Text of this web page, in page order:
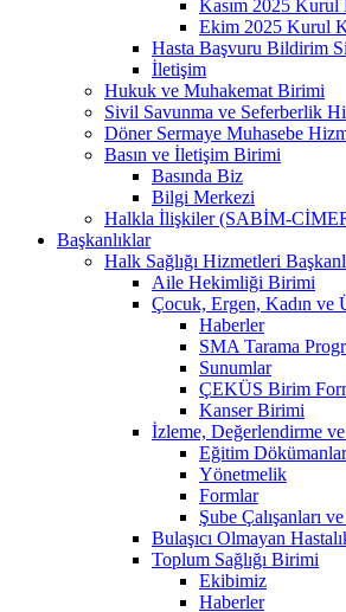
Kasım 2025 Kurul
Ekim 2025 Kurul
Hasta Başvuru Bildirim
İletişim
Hukuk ve Muhakemat Birimi
Sivil Savunma ve Seferberlik
Döner Sermaye Muhasebe
Basın ve İletişim Birimi
Basında Biz
Bilgi Merkezi
Halkla İlişkiler (SABİM-
Başkanlıklar
Halk Sağlığı Hizmetleri
Aile Hekimliği Birimi
Çocuk, Ergen, Kadın ve
Haberler
SMA Tarama
Sunumlar
ÇEKÜS Birim
Kanser Birimi
İzleme, Değerlendirme
Eğitim
Yönetmelik
Formlar
Şube Çalışanları
Bulaşıcı Olmayan
Toplum Sağlığı Birimi
Ekibimiz
Haberler